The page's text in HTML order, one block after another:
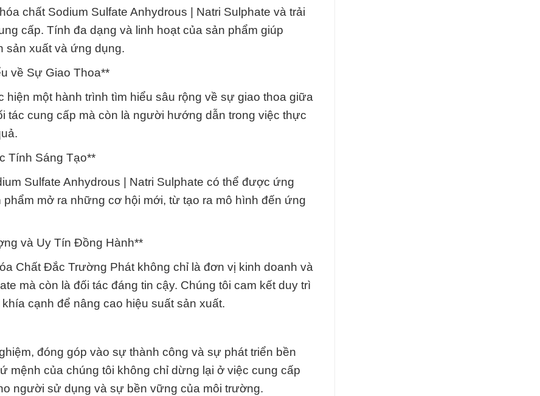
chất Sodium Sulfate Anhydrous | Natri Sulphate và trải
cấp. Tính đa dạng và linh hoạt của sản phẩm giúp
sản xuất và ứng dụng.
về Sự Giao Thoa**
một hành trình tìm hiểu sâu rộng về sự giao thoa giữa
tác cung cấp mà còn là người hướng dẫn trong việc thực
Tính Sáng Tạo**
Sulfate Anhydrous | Natri Sulphate có thể được ứng
mở ra những cơ hội mới, từ tạo ra mô hình đến ứng
và Uy Tín Đồng Hành**
Chất Đắc Trường Phát không chỉ là đơn vị kinh doanh và
mà còn là đối tác đáng tin cậy. Chúng tôi cam kết duy trì
cạnh để nâng cao hiệu suất sản xuất.
đóng góp vào sự thành công và sự phát triển bền
mệnh của chúng tôi không chỉ dừng lại ở việc cung cấp
người sử dụng và sự bền vững của môi trường.